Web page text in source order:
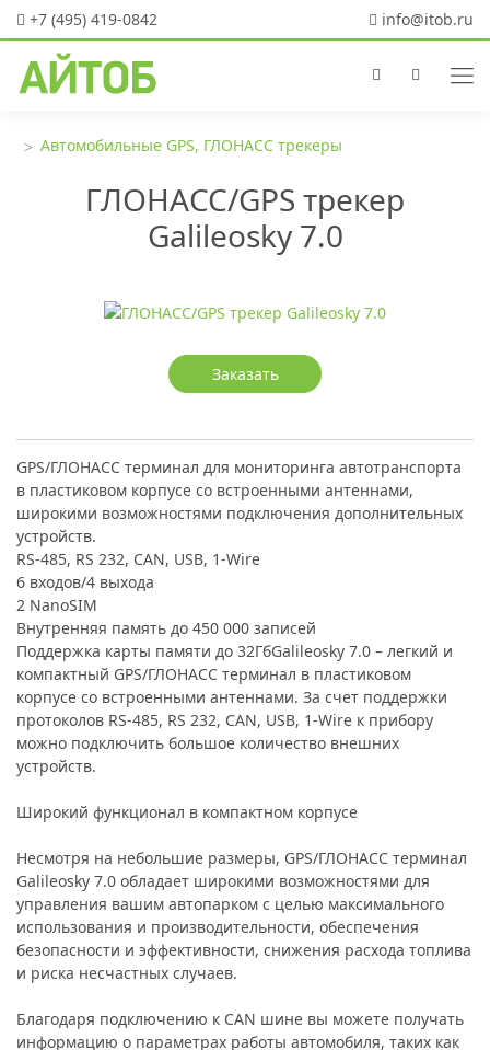
+7 (495) 419-0842 info@itob.ru
Автомобильные GPS, ГЛОНАСС трекеры
ГЛОНАСС/GPS трекер
Galileosky 7.0
Заказать
GPS/ГЛОНАСС терминал для мониторинга автотранспорта
в пластиковом корпусе со встроенными антеннами,
широкими возможностями подключения дополнительных
устройств.
RS-485, RS 232, CAN, USB, 1-Wire
6 входов/4 выхода
2 NanoSIM
Внутренняя память до 450 000 записей
Поддержка карты памяти до 32ГбGalileosky 7.0 – легкий и
компактный GPS/ГЛОНАСС терминал в пластиковом
корпусе со встроенными антеннами. За счет поддержки
протоколов RS-485, RS 232, CAN, USB, 1-Wire к прибору
можно подключить большое количество внешних
устройств.
Широкий функционал в компактном корпусе
Несмотря на небольшие размеры, GPS/ГЛОНАСС терминал
Galileosky 7.0 обладает широкими возможностями для
управления вашим автопарком с целью максимального
использования и производительности, обеспечения
безопасности и эффективности, снижения расхода топлива
и риска несчастных случаев.
Благодаря подключению к CAN шине вы можете получать
информацию о параметрах работы автомобиля, таких как